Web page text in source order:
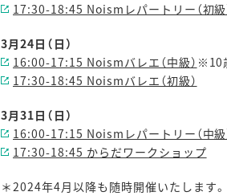
17:30-18:45 Noismレパートリー（初級
3月24日（日）
16:00-17:15 Noismバレエ（中級） ※10
17:30-18:45 Noismバレエ（初級）
3月31日（日）
16:00-17:15 Noismレパートリー（中級
17:30-18:45 からだワークショップ
＊2024年4月以降も随時開催いたします。